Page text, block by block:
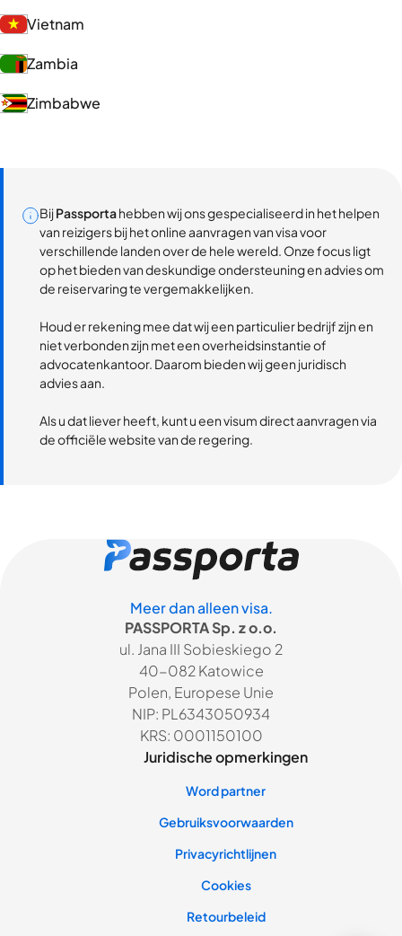
Vietnam
Zambia
Zimbabwe
BijPassportahebben wij ons gespecialiseerd in het helpen
van reizigers bij het online aanvragen van visa voor
verschillende landen over de hele wereld. Onze focus ligt
op het bieden van deskundige ondersteuning en advies om
de reiservaring te vergemakkelijken.
Houd er rekening mee dat wij een particulier bedrijf zijn en
niet verbonden zijn met een overheidsinstantie of
advocatenkantoor. Daarom bieden wij geen juridisch
advies aan.
Als u dat liever heeft, kunt u een visum direct aanvragen via
de officiële website van de regering.
Meer dan alleen visa.
PASSPORTA Sp. z o.o.
ul. Jana III Sobieskiego 2
40-082 Katowice
Polen, Europese Unie
NIP: PL6343050934
KRS: 0001150100
Juridische opmerkingen
Word partner
Gebruiksvoorwaarden
Privacyrichtlijnen
Cookies
Retourbeleid